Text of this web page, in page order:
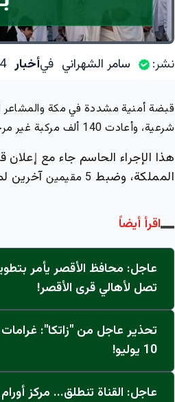
نشر: سامر الشهراني فيأخبار 24 مايو
قبضة أمنية مشددة في مكة
شرعية، وأعادت 140 ألف مركبة غير
هذا الإجراء الحاسم جاء مع
المملكة، وضبط 5 مقيمين آخرين
اقرأ أيضاً
عاجل: محافظ الأقصر يأمر
تصل لأهالي قرى الأقصر!
تحذير عاجل من "زاتكا":
10 يوليو!